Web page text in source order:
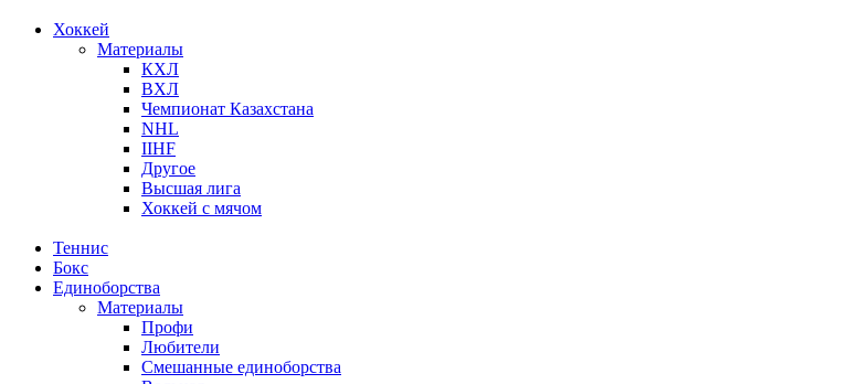
Хоккей
Материалы
КХЛ
ВХЛ
Чемпионат Казахстана
NHL
IIHF
Другое
Высшая лига
Хоккей с мячом
Теннис
Бокс
Единоборства
Материалы
Профи
Любители
Смешанные единоборства